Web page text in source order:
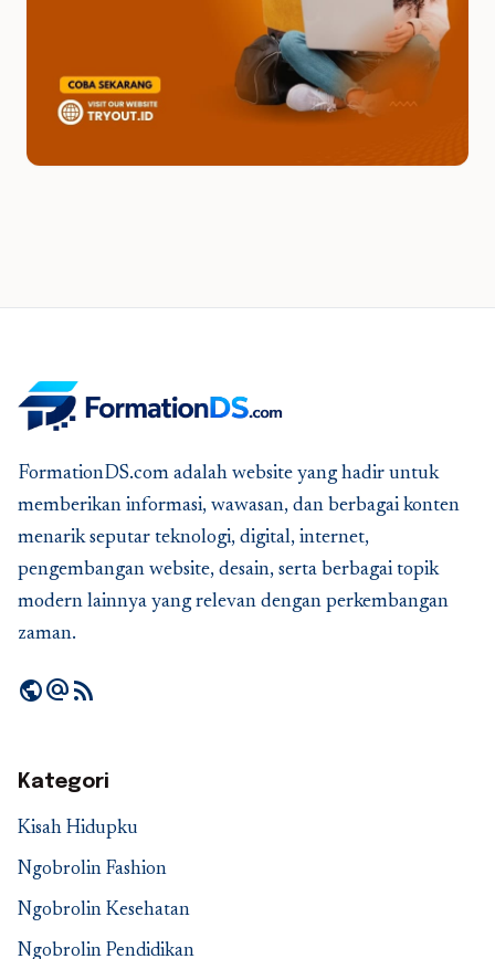
FormationDS.com adalah website yang hadir untuk
memberikan informasi, wawasan, dan berbagai konten
menarik seputar teknologi, digital, internet,
pengembangan website, desain, serta berbagai topik
modern lainnya yang relevan dengan perkembangan
zaman.
publicalternate_emailrss_feed
Kategori
Kisah Hidupku
Ngobrolin Fashion
Ngobrolin Kesehatan
Ngobrolin Pendidikan